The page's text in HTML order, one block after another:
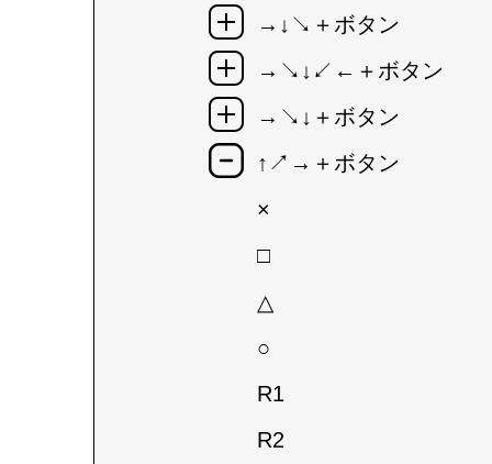
→↓↘＋ボタン
→↘↓↙←＋ボタン
→↘↓＋ボタン
↑↗→＋ボタン
×
□
△
○
R1
R2